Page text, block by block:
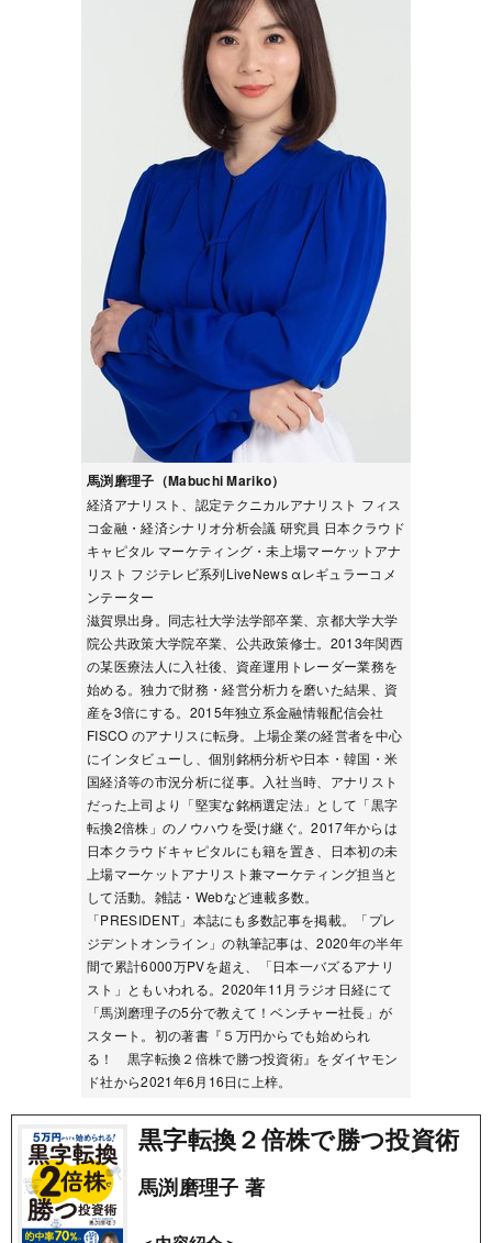
馬渕磨理子（Mabuchi Mariko）
経済アナリスト、認定テクニカルアナリスト フィス
コ金融・経済シナリオ分析会議 研究員 日本クラウド
キャピタル マーケティング・未上場マーケットアナ
リスト フジテレビ系列LiveNews αレギュラーコメ
ンテーター
滋賀県出身。同志社大学法学部卒業、京都大学大学
院公共政策大学院卒業、公共政策修士。2013年関西
の某医療法人に入社後、資産運用トレーダー業務を
始める。独力で財務・経営分析力を磨いた結果、資
産を3倍にする。2015年独立系金融情報配信会社
FISCO のアナリスに転身。上場企業の経営者を中心
にインタビューし、個別銘柄分析や日本・韓国・米
国経済等の市況分析に従事。入社当時、アナリスト
だった上司より「堅実な銘柄選定法」として「黒字
転換2倍株」のノウハウを受け継ぐ。2017年からは
日本クラウドキャピタルにも籍を置き、日本初の未
上場マーケットアナリスト兼マーケティング担当と
して活動。雑誌・Webなど連載多数。
「PRESIDENT」本誌にも多数記事を掲載。「プレ
ジデントオンライン」の執筆記事は、2020年の半年
間で累計6000万PVを超え、「日本一バズるアナリ
スト」ともいわれる。2020年11月ラジオ日経にて
「馬渕磨理子の5分で教えて！ベンチャー社長」が
スタート。初の著書『５万円からでも始められ
る！ 黒字転換２倍株で勝つ投資術』をダイヤモン
ド社から2021年6月16日に上梓。
黒字転換２倍株で勝つ投資術
馬渕磨理子 著